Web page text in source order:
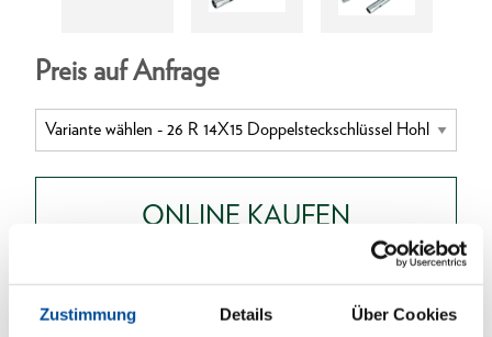
Zustimmung Details Über Cookies
Preis auf Anfrage
ONLINE KAUFEN
HÄNDLER FINDEN